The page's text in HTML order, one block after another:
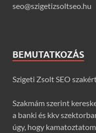
seo@szigetizsoltseo.hu
BEMUTATKOZÁS
Szigeti Zsolt SEO
Szakmám szerint
a banki és kkv
úgy, hogy